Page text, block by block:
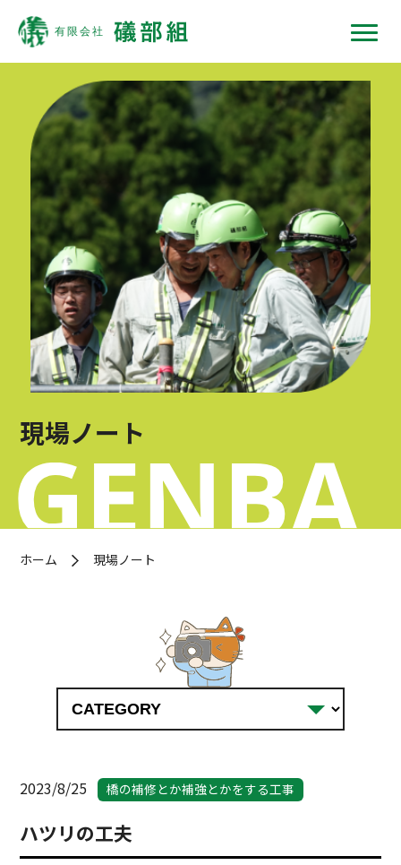
礒部組について
現場ではたらくひと
現場ではたらく機械
現場ノート
採用情報
協力会社の皆様へ
OFFICIAL SNS
現場ノート
ホーム 現場ノート
2023/8/25 橋の補修とか補強とかをする工事
ハツリの工夫